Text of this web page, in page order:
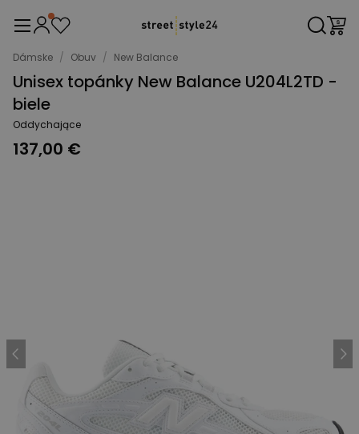
Dámske / Obuv / New Balance
Unisex topánky New Balance U204L2TD -
biele
Oddychające
137,00 €